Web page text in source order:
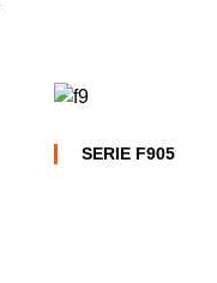
SERIE F905